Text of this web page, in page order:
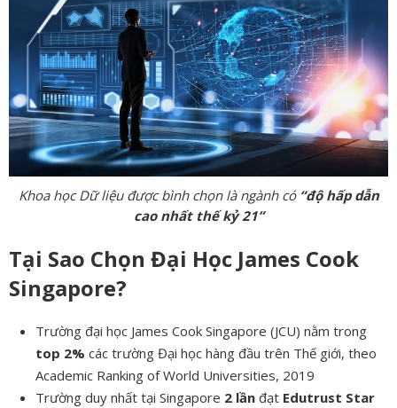
Khoa học Dữ liệu được bình chọn là ngành có “độ hấp dẫn
cao nhất thế kỷ 21”
Tại Sao Chọn Đại Học James Cook
Singapore?
Trường đại học James Cook Singapore (JCU) nằm trong
top 2% các trường Đại học hàng đầu trên Thế giới, theo
Academic Ranking of World Universities, 2019
Trường duy nhất tại Singapore 2 lần đạt Edutrust Star